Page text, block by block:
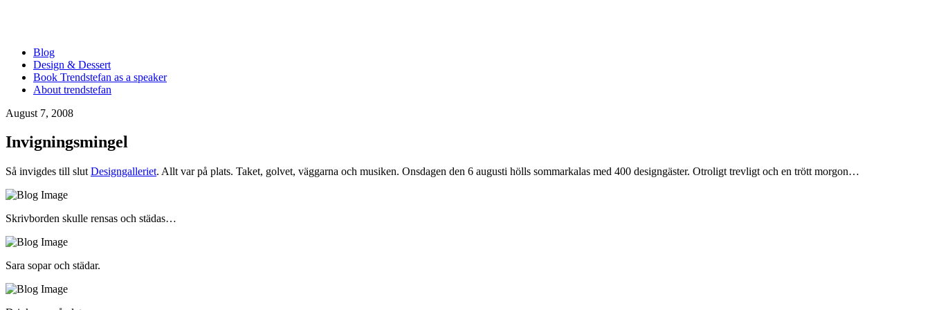
Blog
Design & Dessert
Book Trendstefan as a speaker
About trendstefan
August 7, 2008
Invigningsmingel
Så invigdes till slut Designgalleriet. Allt var på plats. Taket, golvet, väggarna och musiken. Onsdagen den 6 augusti hölls sommarkalas med 400 designgäster. Otroligt trevligt och en trött morgon…
Skrivborden skulle rensas och städas…
Sara sopar och städar.